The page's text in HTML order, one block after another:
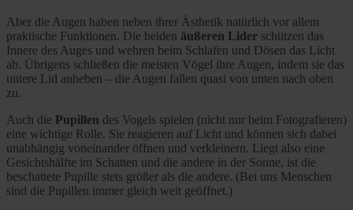
Aber die Augen haben neben ihrer Ästhetik natürlich vor allem
praktische Funktionen. Die beiden äußeren Lider schützen das
Innere des Auges und wehren beim Schlafen und Dösen das Licht
ab. Übrigens schließen die meisten Vögel ihre Augen, indem sie das
untere Lid anheben – die Augen fallen quasi von unten nach oben
zu.
Auch die Pupillen des Vogels spielen (nicht nur beim Fotografieren)
eine wichtige Rolle. Sie reagieren auf Licht und können sich dabei
unabhängig voneinander öffnen und verkleinern. Liegt also eine
Gesichtshälfte im Schatten und die andere in der Sonne, ist die
beschattete Pupille stets größer als die andere. (Bei uns Menschen
sind die Pupillen immer gleich weit geöffnet.)